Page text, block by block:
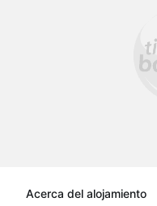
Acerca del alojamiento